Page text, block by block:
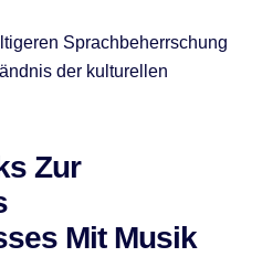
Sprachbeherrschung
der kulturellen
Zur
Mit Musik